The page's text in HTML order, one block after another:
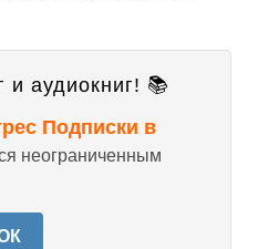
и аудиокниг! 📚
Подписки в
неограниченным